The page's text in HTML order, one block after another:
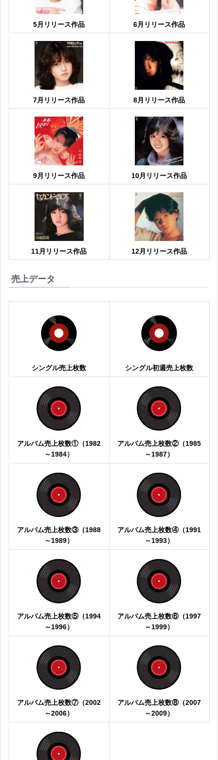
5月リリース作品 6月リリース作品
7月リリース作品 8月リリース作品
9月リリース作品 10月リリース作品
11月リリース作品 12月リリース作品
売上データ
シングル売上枚数 シングル初週売上枚数
アルバム売上枚数①（1982
～1984）
アルバム売上枚数②（1985
～1987）
アルバム売上枚数③（1988
～1989）
アルバム売上枚数④（1991
～1993）
アルバム売上枚数⑤（1994
～1996）
アルバム売上枚数⑥（1997
～1999）
アルバム売上枚数⑦（2002
～2006）
アルバム売上枚数⑧（2007
～2009）